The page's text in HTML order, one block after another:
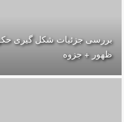
بررسی جزئیات شکل گیری
ظهور + جزوه